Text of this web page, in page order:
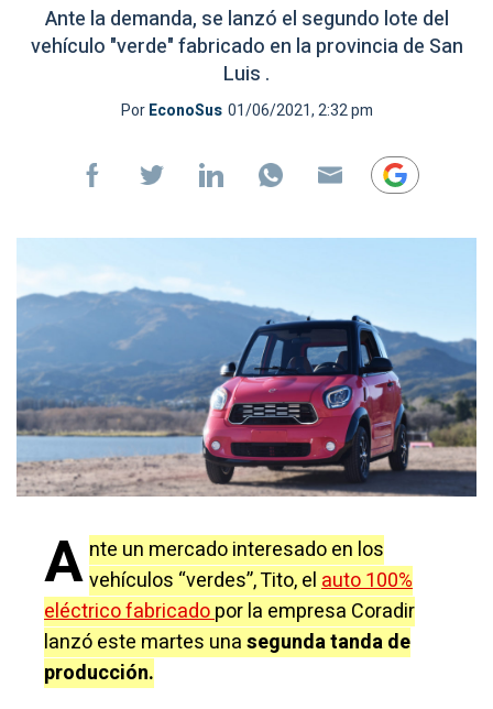
Ante la demanda, se lanzó el segundo lote del
vehículo "verde" fabricado en la provincia de San
Luis .
PorEconoSus 01/06/2021, 2:32 pm
A nte un mercado interesado en los
vehículos “verdes”, Tito, elauto 100%
eléctrico fabricadopor la empresa Coradir
lanzó este martes unasegunda tanda de
producción.